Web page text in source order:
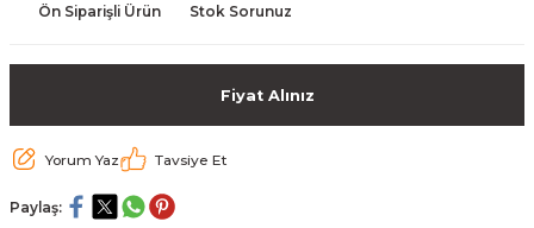
Ön Siparişli Ürün Stok Sorunuz
Fiyat Alınız
Yorum Yaz Tavsiye Et
Paylaş: